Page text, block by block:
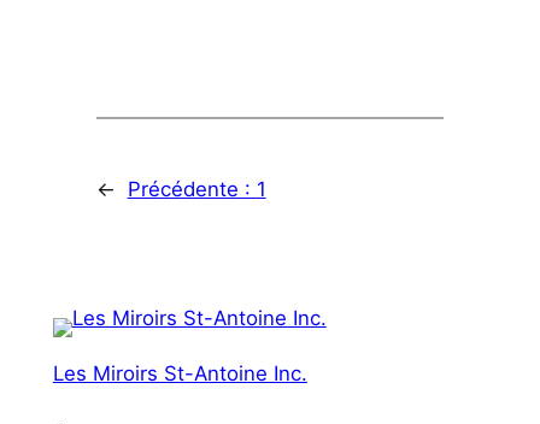
← Précédente : 1
Les Miroirs St-Antoine Inc.